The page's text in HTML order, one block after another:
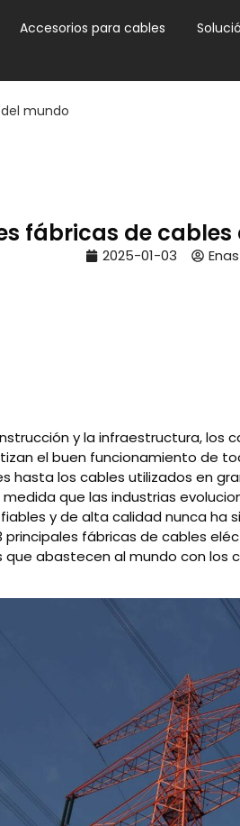
Accesorios para cables
mundo
fábricas de
2025-01-03
y la infraestructura, los
el buen funcionamiento de
hasta los cables utilizados en
medida que las industrias
y de alta calidad nunca ha
principales fábricas de cables
que abastecen al mundo con los